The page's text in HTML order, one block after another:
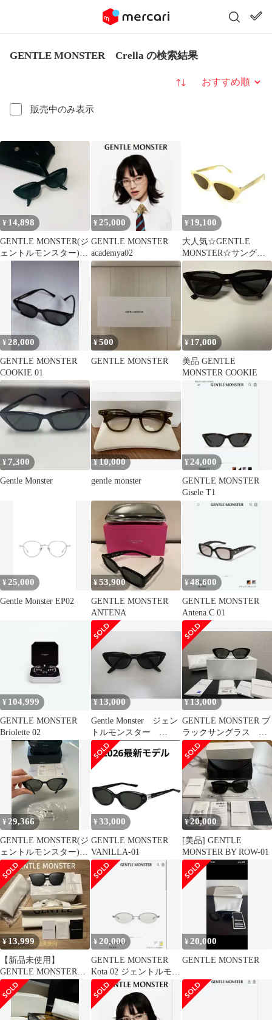
GENTLE MONSTER Crella の検索結果
販売中のみ表示
並び替え
¥ 14,898
GENTLE MONSTER(ジ
ェントルモンスター)
¥ 25,000
GENTLE MONSTER
academya02
¥ 19,100
大人気☆GENTLE
MONSTER☆サングラ
ス☆CRELLA☆クリー
ム！
¥ 28,000
GENTLE MONSTER
COOKIE 01
¥500
GENTLE MONSTER
¥ 17,000
美品 GENTLE
MONSTER COOKIE
¥ 7,300
Gentle Monster
¥10,000
gentle monster
¥24,000
GENTLE MONSTER
Gisele T1
¥ 25,000
Gentle Monster EP02
¥53,900
GENTLE MONSTER
ANTENA
¥48,600
GENTLE MONSTER
Antena.C 01
¥ 104,999
GENTLE MONSTER
Briolette 02
¥13,000
Gentle Monster ジェン
トルモンスター
CRELLA 01 サング
ラス キャットアイ
レディース ユニセッ
古 度なし 激安 即
購入大歓迎 K553
¥13,000
GENTLE MONSTER ブ
ラックサングラス
CRELLA-01
¥ 29,366
GENTLE MONSTER(ジ
ェントルモンスター)
CRELLA クレラ サング
ラス ブラック
¥ 33,000
GENTLE MONSTER
VANILLA-01
¥20,000
[美品] GENTLE
MONSTER BY ROW-01
¥ 13,999
【新品未使用】
GENTLE MONSTER
ALMA
¥ 20,000
GENTLE MONSTER
Kota 02 ジェントルモン
スター
¥ 20,000
GENTLE MONSTER